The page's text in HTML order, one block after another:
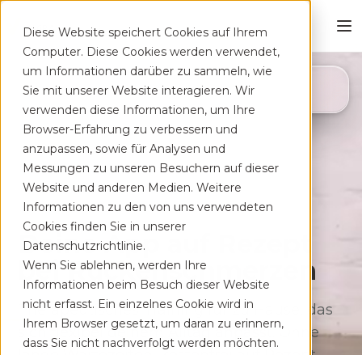
Diese Website speichert Cookies auf Ihrem
Computer. Diese Cookies werden verwendet,
um Informationen darüber zu sammeln, wie
Sie mit unserer Website interagieren. Wir
verwenden diese Informationen, um Ihre
Browser-Erfahrung zu verbessern und
anzupassen, sowie für Analysen und
Messungen zu unseren Besuchern auf dieser
Website und anderen Medien. Weitere
Informationen zu den von uns verwendeten
Cookies finden Sie in unserer
Datenschutzrichtlinie.
Wenn Sie ablehnen, werden Ihre
Informationen beim Besuch dieser Website
nicht erfasst. Ein einzelnes Cookie wird in
Ihrem Browser gesetzt, um daran zu erinnern,
dass Sie nicht nachverfolgt werden möchten.
Deine App auf Rezept
bei Rücken­schmerzen
Therapeutisches Training für zu Hause, das
sich flexibel deinem Alltag anpasst. Ohne